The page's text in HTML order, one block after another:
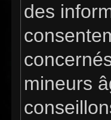
des
mineurs